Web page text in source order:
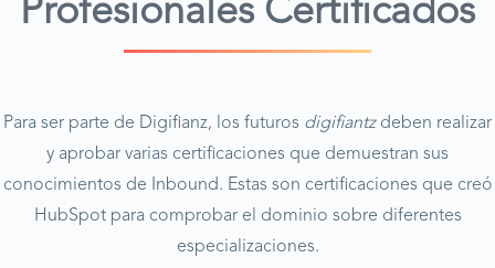
Profesionales Certificados
Para ser parte de Digifianz, los futuros digifiantzdeben realizar
y aprobar varias certificaciones que demuestran sus
conocimientos de Inbound. Estas son certificaciones que creó
HubSpot para comprobar el dominio sobre diferentes
especializaciones.